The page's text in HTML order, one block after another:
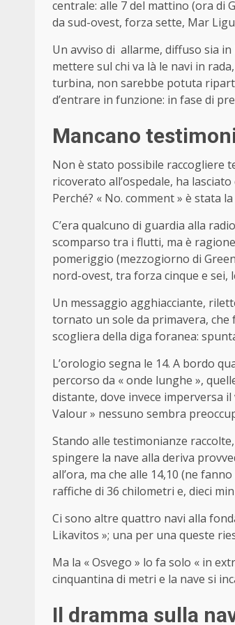
centrale: alle 7 del mattino (ora di
da sud-ovest, forza sette, Mar
Un avviso di allarme, diffuso sia
mettere sul chi va là le navi in
turbina, non sarebbe potuta
d’entrare in funzione: in fase di
Mancano
Non è stato possibile raccogliere
ricoverato all’ospedale, ha
Perché? « No. comment » è stata
C’era qualcuno di guardia alla
scomparso tra i flutti, ma è
pomeriggio (mezzogiorno di
nord-ovest, tra forza cinque e sei,
Un messaggio agghiacciante,
tornato un sole da primavera, che
scogliera della diga foranea:
L’orologio segna le 14. A bordo
percorso da « onde lunghe »,
distante, dove invece imperversa
Valour » nessuno sembra
Stando alle testimonianze
spingere la nave alla deriva
all’ora, ma che alle 14,10 (ne
raffiche di 36 chilometri e, dieci
Ci sono altre quattro navi alla
Likavitos »; una per una queste
Ma la « Osvego » lo fa solo « in
cinquantina di metri e la nave si
Il dramma sulla